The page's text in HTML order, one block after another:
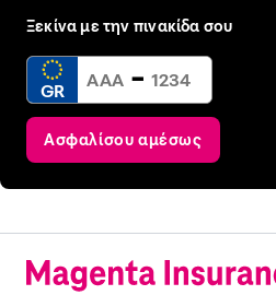
Ξεκίνα με την πινακίδα σου
GR -
Ασφαλίσου αμέσως